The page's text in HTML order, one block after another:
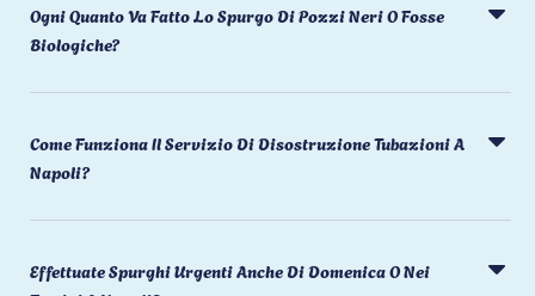
Ogni Quanto Va Fatto Lo Spurgo Di Pozzi Neri O Fosse
Biologiche?
Come Funziona Il Servizio Di Disostruzione Tubazioni A
Napoli?
Effettuate Spurghi Urgenti Anche Di Domenica O Nei